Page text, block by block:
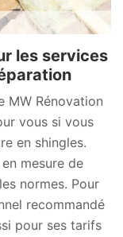
les services
MW Rénovation
vous si vous
en shingles.
mesure de
normes. Pour
recommandé
pour ses tarifs